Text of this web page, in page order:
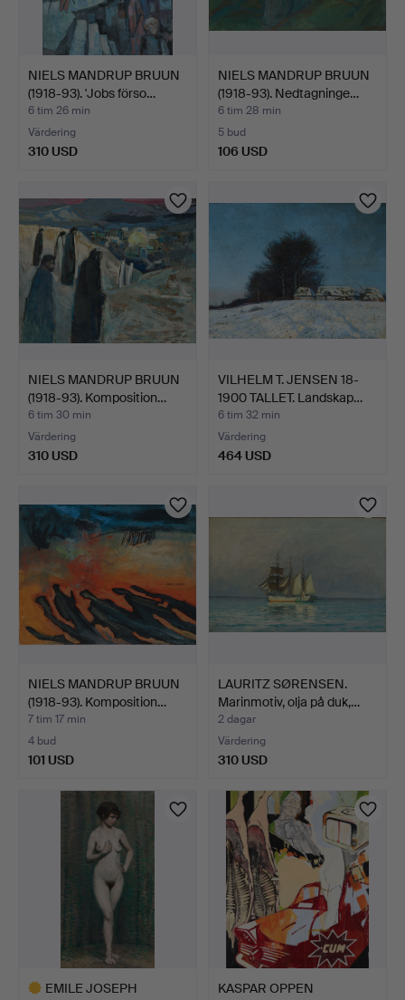
NIELS MANDRUP BRUUN
(1918-93). 'Jobs förso…
6 tim 26 min
Värdering
310 USD
NIELS MANDRUP BRUUN
(1918-93). Nedtagninge…
6 tim 28 min
5 bud
106 USD
NIELS MANDRUP BRUUN
(1918-93). Komposition…
6 tim 30 min
Värdering
310 USD
VILHELM T. JENSEN 18-
1900 TALLET. Landskap…
6 tim 32 min
Värdering
464 USD
NIELS MANDRUP BRUUN
(1918-93). Komposition…
7 tim 17 min
4 bud
101 USD
LAURITZ SØRENSEN.
Marinmotiv, olja på duk,…
2 dagar
Värdering
310 USD
EMILE JOSEPH
KASPAR OPPEN